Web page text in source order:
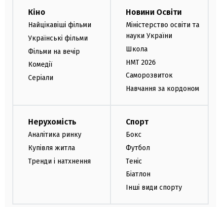
Кіно
Найцікавіші фільми
Українські фільми
Фільми на вечір
Комедії
Серіали
Новини Освіти
Міністерство освіти та
науки України
Школа
НМТ 2026
Саморозвиток
Навчання за кордоном
Нерухомість
Аналітика ринку
Купівля житла
Тренди і натхнення
Спорт
Бокс
Футбол
Теніс
Біатлон
Інші види спорту